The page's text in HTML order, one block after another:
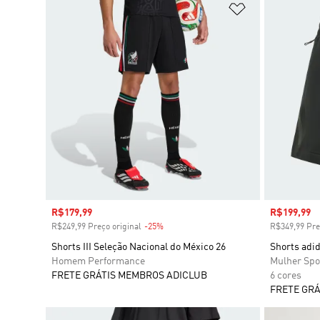
Preço com desconto
R$179,99
R$249,99 Preço original -25%
Shorts III Seleção Nacional do México 26
Homem Performance
FRETE GRÁTIS MEMBROS ADICLUB
Preço com
R$199,99
R$349,99
Shorts
Mulher
6 cores
FRETE